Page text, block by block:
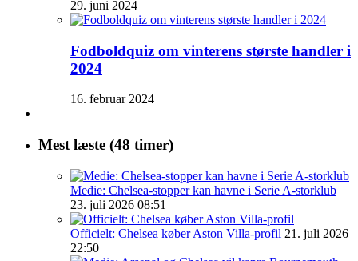
29. juni 2024
Fodboldquiz om vinterens største handler i
2024
16. februar 2024
Mest læste (48 timer)
Medie: Chelsea-stopper kan havne i Serie A-storklub
23. juli 2026 08:51
Officielt: Chelsea køber Aston Villa-profil 21. juli 2026
22:50